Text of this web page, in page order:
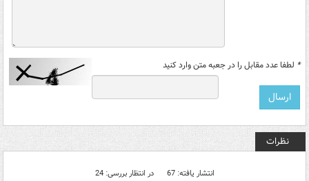
* لطفا عدد مقابل را در جعبه متن وارد کنید
نظرات
انتشار یافته: 67 در انتظار بررسی: 24